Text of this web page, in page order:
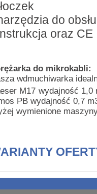
do
oraz CE
do mikrokabli:
wdmuchiwarka
M17 wydajność 1,0
PB wydajność 0,7
wymienione